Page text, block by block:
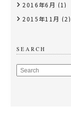
2016年6月 (1)
2015年11月 (2)
SEARCH